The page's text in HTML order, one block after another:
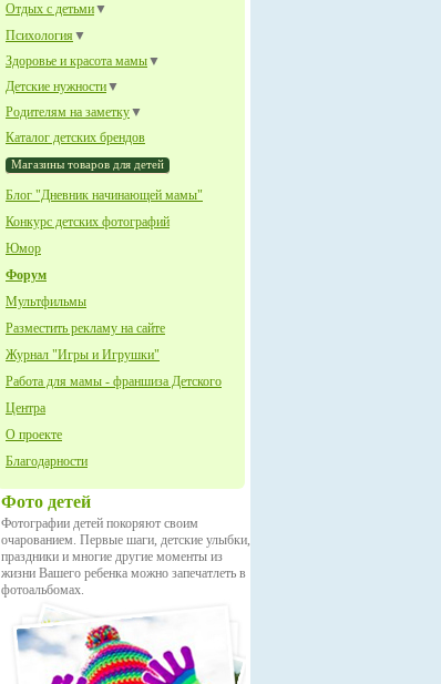
Отдых с детьми▼
Психология ▼
Здоровье и красота мамы▼
Детские нужности▼
Родителям на заметку▼
Каталог детских брендов
Магазины товаров для детей
Блог "Дневник начинающей мамы"
Конкурс детских фотографий
Юмор
Форум
Мультфильмы
Разместить рекламу на сайте
Журнал "Игры и Игрушки"
Работа для мамы - франшиза Детского
Центра
О проекте
Благодарности
Фото детей
Фотографии детей покоряют своим
очарованием. Первые шаги, детские улыбки,
праздники и многие другие моменты из
жизни Вашего ребенка можно запечатлеть в
фотоальбомах.